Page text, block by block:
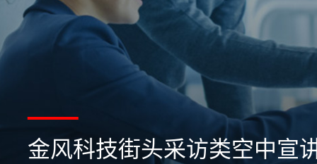
金风科技街头采访类空中宣